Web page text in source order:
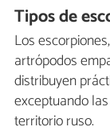
Tipos de
Los
artrópodos
distribuyen
exceptuando
territorio ruso.